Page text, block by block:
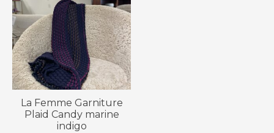
La Femme Garniture
Plaid Candy marine
indigo